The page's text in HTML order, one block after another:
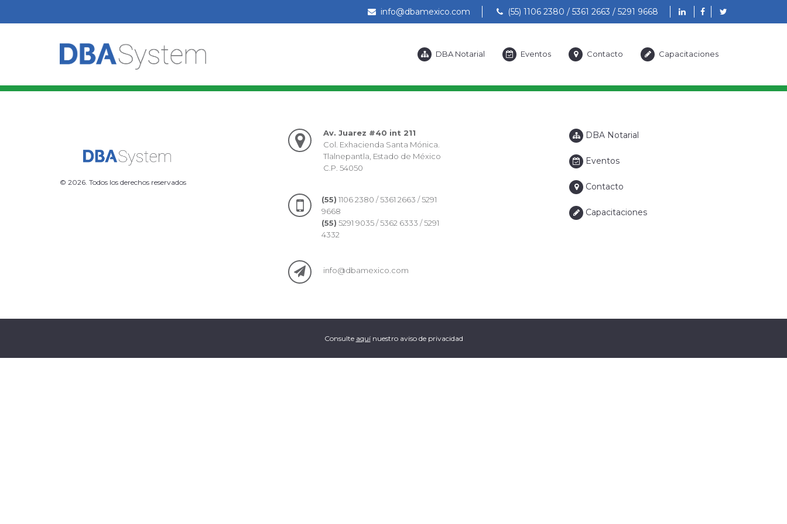
info@dbamexico.com (55) 1106 2380 / 5361 2663 / 5291 9668
DBA Notarial Eventos Contacto Capacitaciones
© 2026. Todos los derechos reservados
Av. Juarez #40 int 211
Col. Exhacienda Santa Mónica.
Tlalnepantla, Estado de México
C.P. 54050
(55) 1106 2380 / 5361 2663 / 5291
9668
(55) 5291 9035 / 5362 6333 / 5291
4332
info@dbamexico.com
DBA Notarial
Eventos
Contacto
Capacitaciones
Consulte aquínuestro aviso de privacidad